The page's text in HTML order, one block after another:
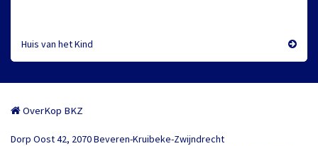
Huis van het Kind
OverKop BKZ
Dorp Oost 42, 2070 Beveren-Kruibeke-Zwijndrecht